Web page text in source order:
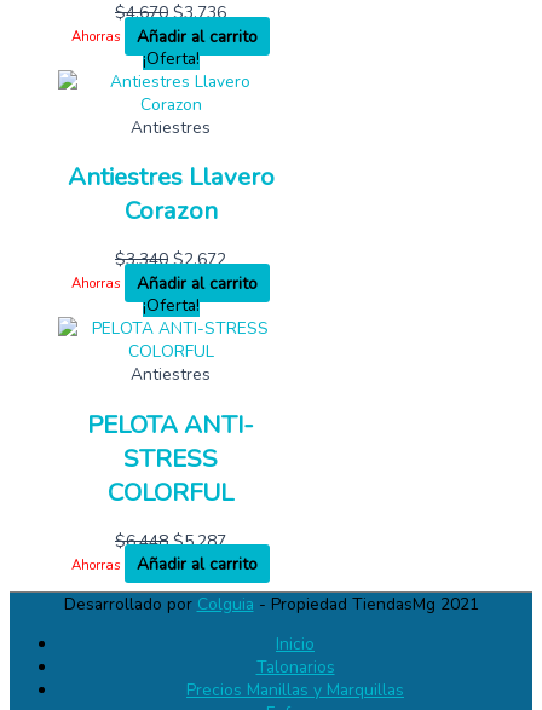
$4,670 $3,736
Ahorras
Añadir al carrito
¡Oferta!
Antiestres
Antiestres Llavero
Corazon
$3,340 $2,672
Ahorras
Añadir al carrito
¡Oferta!
Antiestres
PELOTA ANTI-
STRESS
COLORFUL
$6,448 $5,287
Ahorras
Añadir al carrito
Desarrollado por Colguia - Propiedad TiendasMg 2021
Inicio
Talonarios
Precios Manillas y Marquillas